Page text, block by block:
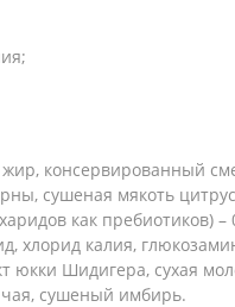
консервированный
сушеная мякоть
как пребиотиков) –
хлорид калия,
юкки Шидигера, сухая
чая, сушеный имбирь.